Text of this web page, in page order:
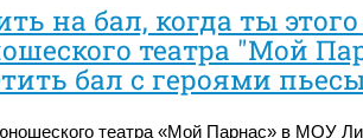
на бал, когда ты
театра "Мой
бал с героями
театра «Мой Парнас» в МОУ